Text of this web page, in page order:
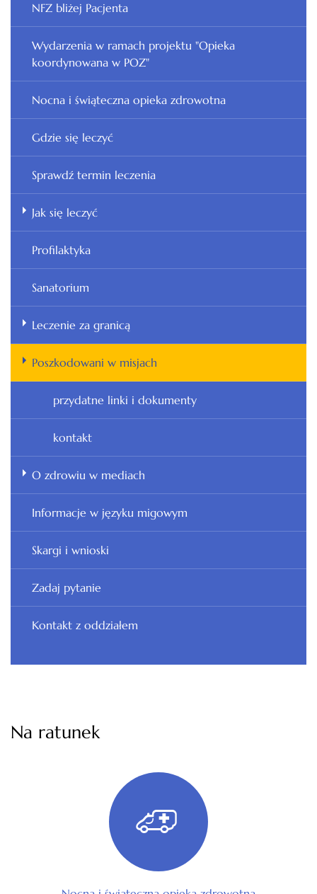
NFZ bliżej Pacjenta
Wydarzenia w ramach projektu "Opieka
koordynowana w POZ"
Nocna i świąteczna opieka zdrowotna
Gdzie się leczyć
Sprawdź termin leczenia
Jak się leczyć
Profilaktyka
Sanatorium
Leczenie za granicą
Poszkodowani w misjach
przydatne linki i dokumenty
kontakt
O zdrowiu w mediach
Informacje w języku migowym
Skargi i wnioski
Zadaj pytanie
Kontakt z oddziałem
Na ratunek